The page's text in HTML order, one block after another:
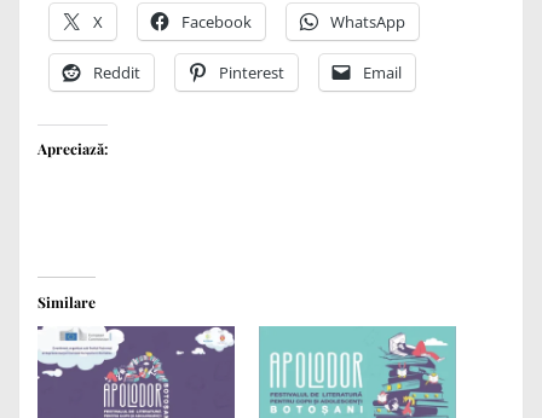
X Facebook WhatsApp
Reddit Pinterest Email
Apreciază:
Similare